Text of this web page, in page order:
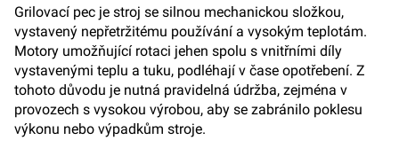
Grilovací pec je stroj se silnou mechanickou složkou,
vystavený nepřetržitému používání a vysokým teplotám.
Motory umožňující rotaci jehen spolu s vnitřními díly
vystavenými teplu a tuku, podléhají v čase opotřebení. Z
tohoto důvodu je nutná pravidelná údržba, zejména v
provozech s vysokou výrobou, aby se zabránilo poklesu
výkonu nebo výpadkům stroje.